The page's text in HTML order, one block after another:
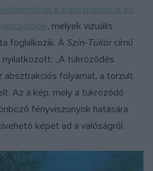
a transzparencia és
, melyek vizuális
foglalkozik. A Szín-Tükörcímű
„A tükröződés
absztrakciós folyamat, a torzult
Az a kép, mely a tükröződő
fényviszonyok hatására
képet ad a valóságról.